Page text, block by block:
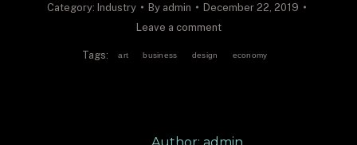
Category: Industry By admin
December 22, 2019
Leave a comment
Tags: art business design economy